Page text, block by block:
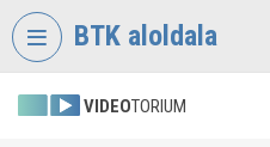
Fejléc kihagyása
BTK aloldala
VIDEOTORIUM